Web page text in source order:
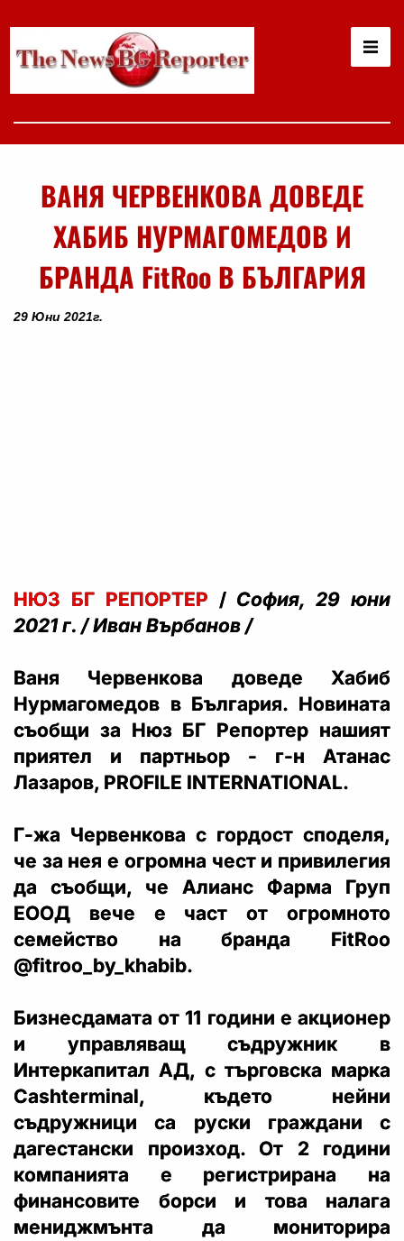
ВАНЯ ЧЕРВЕНКОВА ДОВЕДЕ
ХАБИБ НУРМАГОМЕДОВ И
БРАНДА FitRoo В БЪЛГАРИЯ
29 Юни 2021г.
НЮЗ БГ РЕПОРТЕР / София, 29 юни
2021 г. / Иван Върбанов /
Ваня Червенкова доведе Хабиб
Нурмагомедов в България. Новината
съобщи за Нюз БГ Репортер нашият
приятел и партньор - г-н Атанас
Лазаров, PROFILE INTERNATIONAL.
Г-жа Червенкова с гордост споделя,
че за нея е огромна чест и привилегия
да съобщи, че Алианс Фарма Груп
ЕООД вече е част от огромното
семейство на бранда FitRoo
@fitroo_by_khabib.
Бизнесдамата от 11 години е акционер
и управляващ съдружник в
Интеркапитал АД, с търговска марка
Cashterminal, където нейни
съдружници са руски граждани с
дагестански произход. От 2 години
компанията е регистрирана на
финансовите борси и това налага
мениджмънта да мониторира